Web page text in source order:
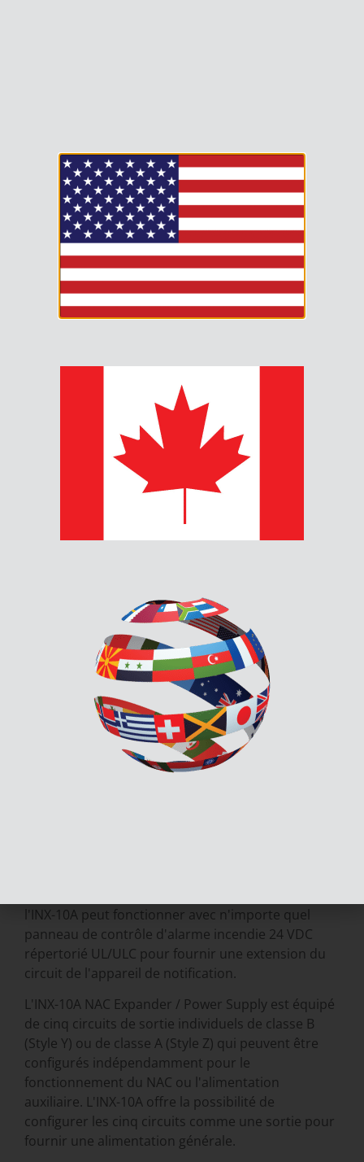
INX-10A - NAC EXPANDER /
L'INX-10A NAC Expander / Power Supply fonctionne avec
les centrales d'alarme incendie intelligentes compatibles
et listées 24 VDC.
Description Documents et téléchargements
L'INX-10A NAC Expander / Power Supply fonctionne
l'INX-10A peut fonctionner avec n'importe quel
panneau de contrôle d'alarme incendie 24 VDC
répertorié UL/ULC pour fournir une extension du
circuit de l'appareil de notification.
L'INX-10A NAC Expander / Power Supply est équipé
de cinq circuits de sortie individuels de classe B
(Style Y) ou de classe A (Style Z) qui peuvent être
configurés indépendamment pour le
fonctionnement du NAC ou l'alimentation
auxiliaire. L'INX-10A offre la possibilité de
configurer les cinq circuits comme une sortie pour
fournir une alimentation générale.